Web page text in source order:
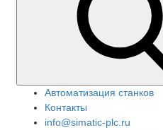
Автоматизация станков
Контакты
info@simatic-plc.ru